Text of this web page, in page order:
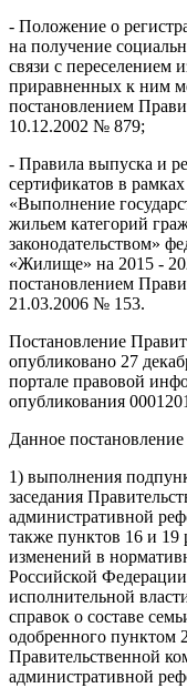
- Положение о
на получение
связи с переселением
приравненных к ним
постановлением
10.12.2002 № 879;
- Правила выпуска и
сертификатов в
«Выполнение
жильем категорий
законодательством»
«Жилище» на 2015 -
постановлением
21.03.2006 № 153.
Постановление
опубликовано 27
портале правовой
опубликования
Данное
1) выполнения
заседания
административной
также пунктов 16 и 19
изменений в
Российской
исполнительной
справок о составе
одобренного пунктом
Правительственной
административной